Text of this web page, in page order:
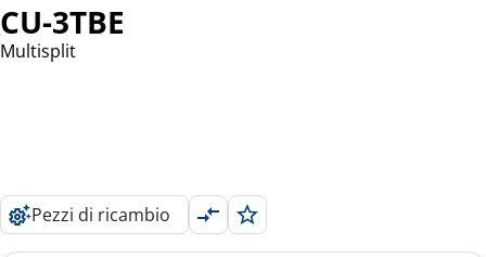
CU-3TBE
Multisplit
Pezzi di ricambio